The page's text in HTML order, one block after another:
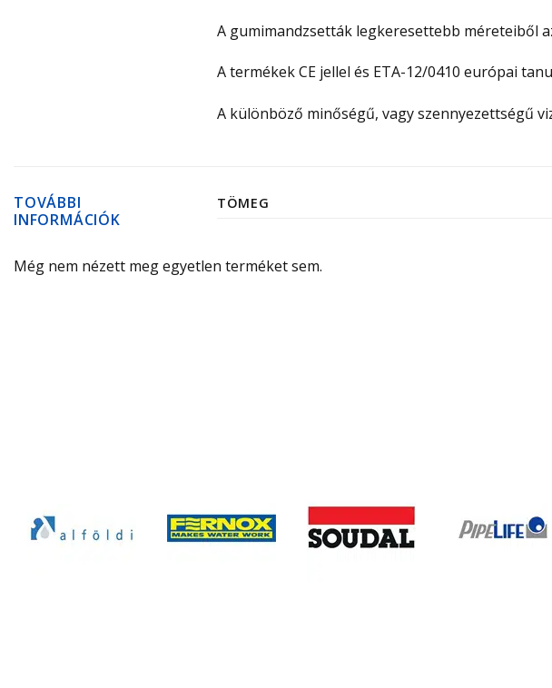
A gumimandzsetták legkeresettebb méreteiből
A termékek CE jellel és ETA-12/0410 európai
A különböző minőségű, vagy szennyezettségű
TOVÁBBI
INFORMÁCIÓK
TÖMEG
Még nem nézett meg egyetlen terméket sem.